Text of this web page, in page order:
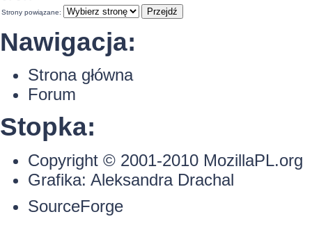
Strony powiązane:
Nawigacja:
Strona główna
Forum
Stopka:
Copyright © 2001-2010 MozillaPL.org
Grafika: Aleksandra Drachal
SourceForge